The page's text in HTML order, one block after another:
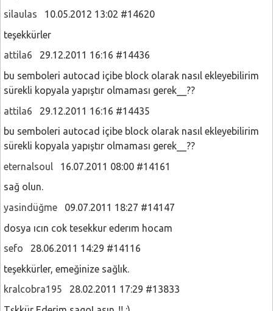
silaulas 10.05.2012 13:02 #14620
teşekkürler
attila6 29.12.2011 16:16 #14436
bu semboleri autocad içibe block olarak nasıl ekleyebilirim
sürekli kopyala yapıştır olmaması gerek__??
attila6 29.12.2011 16:16 #14435
bu semboleri autocad içibe block olarak nasıl ekleyebilirim
sürekli kopyala yapıştır olmaması gerek__??
eternalsoul 16.07.2011 08:00 #14161
sağ olun.
yasindüğme 09.07.2011 18:27 #14147
dosya ıcın cok tesekkur ederım hocam
sefo 28.06.2011 14:29 #14116
teşekkürler, emeğinize sağlık.
kralcobra195 28.02.2011 17:29 #13833